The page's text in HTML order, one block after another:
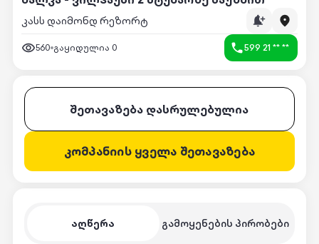
კასს დაიმონდ რეზორტ
560 გაყიდულია 0 599 21 ** **
აღწერა გამოყენების პირობები
შეთავაზება დასრულებულია
კომპანიის ყველა შეთავაზება